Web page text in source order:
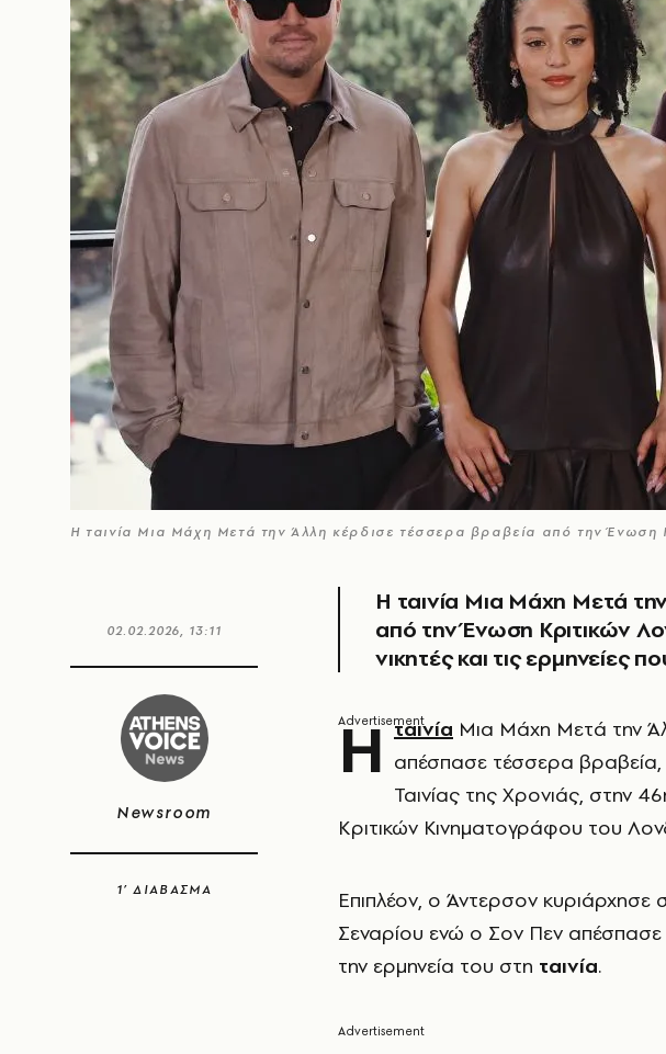
Η ταινία Μια Μάχη Μετά την Άλλη κέρδισε τέσσερα βραβεία από την Ένωση
02.02.2026, 13:11
Newsroom
1’ ΔΙΑΒΑΣΜΑ
Η ταινία Μια Μάχη Μετά
από την Ένωση Κριτικών
νικητές και τις ερμηνείες
Η ταινία Μια Μάχη Μετά την
απέσπασε τέσσερα
Ταινίας της Χρονιάς, στην
Κριτικών Κινηματογράφου του
Επιπλέον, ο Άντερσον κυριάρχησε
Σεναρίου ενώ ο Σον Πεν
την ερμηνεία του στη ταινία.